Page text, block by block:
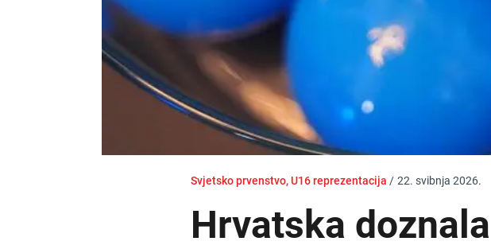
Svjetsko prvenstvo, U16 reprezentacija / 22. svibnja 2026.
Hrvatska